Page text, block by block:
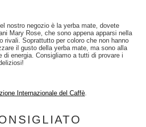
nostro negozio è la yerba mate, dovete
Mary Rose, che sono appena apparsi nella
rivali. Soprattutto per coloro che non hanno
il gusto della yerba mate, ma sono alla
di energia. Consigliamo a tutti di provare i
Internazionale del Caffè.